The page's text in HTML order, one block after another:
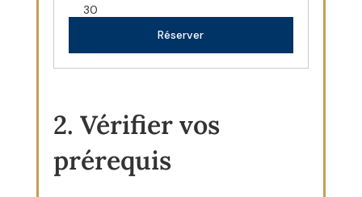
30
Réserver
2. Vérifier vos
prérequis